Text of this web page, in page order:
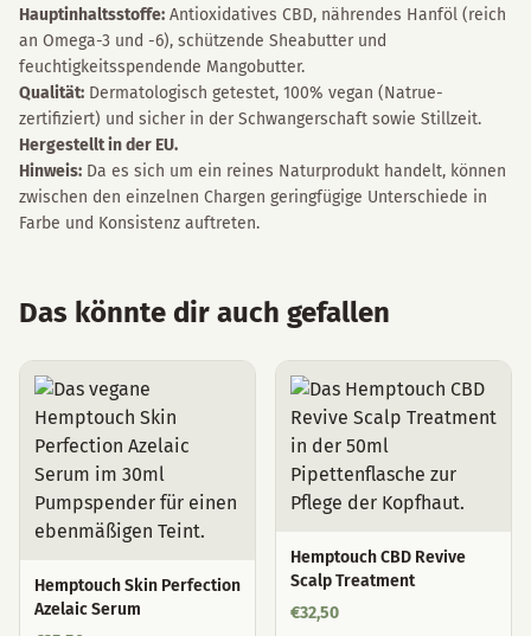
Hauptinhaltsstoffe: Antioxidatives CBD, nährendes Hanföl (reich
an Omega-3 und -6), schützende Sheabutter und
feuchtigkeitsspendende Mangobutter.
Qualität: Dermatologisch getestet, 100% vegan (Natrue-
zertifiziert) und sicher in der Schwangerschaft sowie Stillzeit.
Hergestellt in der EU.
Hinweis: Da es sich um ein reines Naturprodukt handelt, können
zwischen den einzelnen Chargen geringfügige Unterschiede in
Farbe und Konsistenz auftreten.
Das könnte dir auch gefallen
Hemptouch Skin Perfection
Azelaic Serum
Hemptouch CBD Revive
Scalp Treatment
€32,50